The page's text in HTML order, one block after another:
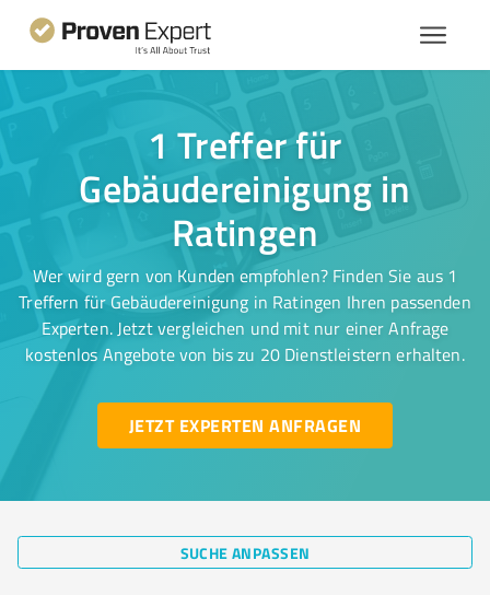
1 Treffer für
Gebäudereinigung in
Ratingen
Wer wird gern von Kunden empfohlen? Finden Sie aus 1
Treffern für Gebäudereinigung in Ratingen Ihren passenden
Experten. Jetzt vergleichen und mit nur einer Anfrage
kostenlos Angebote von bis zu 20 Dienstleistern erhalten.
JETZT EXPERTEN ANFRAGEN
SUCHE ANPASSEN